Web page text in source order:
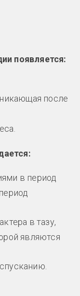
появляется:
после
в период
в тазу,
являются